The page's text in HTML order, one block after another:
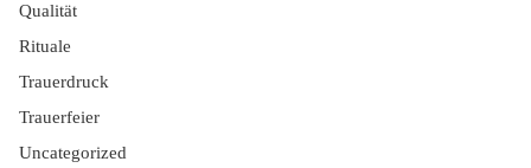
Qualität
Rituale
Trauerdruck
Trauerfeier
Uncategorized